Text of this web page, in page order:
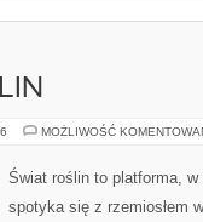
MOŻLIWOŚĆ
Świat roślin to platforma, w
spotyka się z rzemiosłem